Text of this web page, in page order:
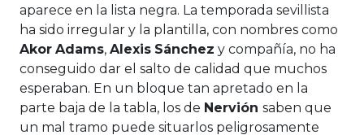
aparece en la lista negra. La temporada sevillista
ha sido irregular y la plantilla, con nombres como
Akor Adams, Alexis Sánchez y compañía, no ha
conseguido dar el salto de calidad que muchos
esperaban. En un bloque tan apretado en la
parte baja de la tabla, los de Nervión saben que
un mal tramo puede situarlos peligrosamente